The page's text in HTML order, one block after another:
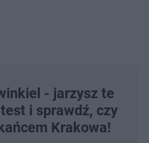
- jarzysz te
i sprawdź, czy
Krakowa!